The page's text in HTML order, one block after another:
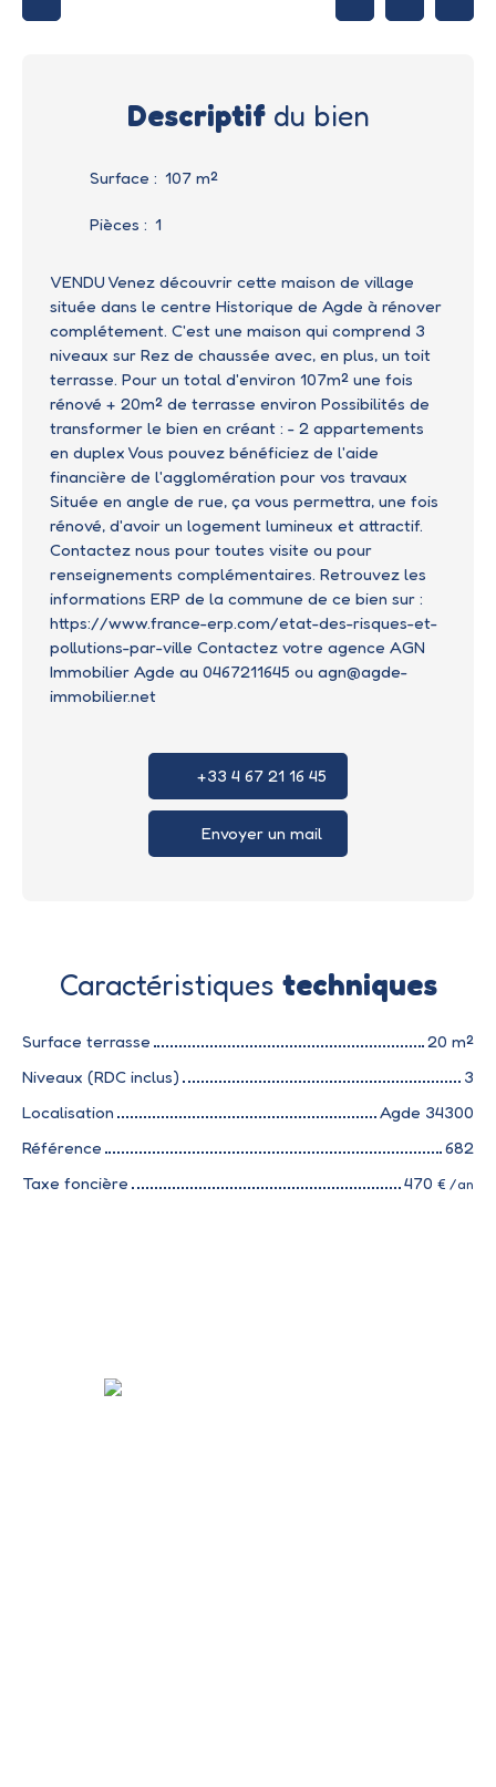
Descriptifdu bien
Surface : 107 m²
Pièces : 1
VENDU Venez découvrir cette maison de village
située dans le centre Historique de Agde à rénover
complétement. C'est une maison qui comprend 3
niveaux sur Rez de chaussée avec, en plus, un toit
terrasse. Pour un total d'environ 107m² une fois
rénové + 20m² de terrasse environ Possibilités de
transformer le bien en créant : - 2 appartements
en duplex Vous pouvez bénéficiez de l'aide
financière de l'agglomération pour vos travaux
Située en angle de rue, ça vous permettra, une fois
rénové, d'avoir un logement lumineux et attractif.
Contactez nous pour toutes visite ou pour
renseignements complémentaires. Retrouvez les
informations ERP de la commune de ce bien sur :
https://www.france-erp.com/etat-des-risques-et-
pollutions-par-ville Contactez votre agence AGN
Immobilier Agde au 0467211645 ou agn@agde-
immobilier.net
+33 4 67 21 16 45
Envoyer un mail
Caractéristiques techniques
Surface terrasse 20 m²
Niveaux (RDC inclus)
3
Localisation
Agde 34300
Référence
682
Taxe foncière
470 € /an